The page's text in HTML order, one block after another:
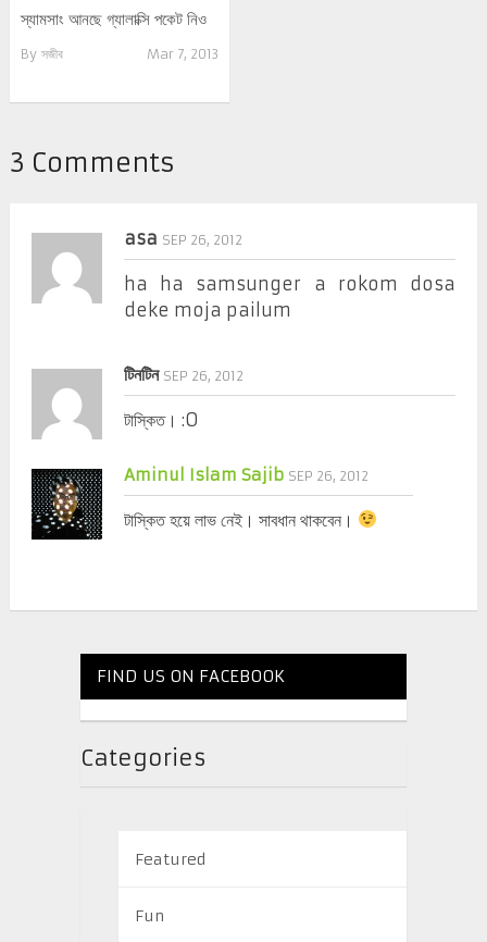
স্যামসাং আনছে গ্যালাক্সি পকেট নিও
By সজীব Mar 7, 2013
3 Comments
asa SEP 26, 2012
ha ha samsunger a rokom dosa
deke moja pailum
টিনটিন SEP 26, 2012
টাস্কিত। :O
Aminul Islam Sajib SEP 26, 2012
টাস্কিত হয়ে লাভ নেই। সাবধান থাকবেন।
FIND US ON FACEBOOK
Categories
Featured
Fun